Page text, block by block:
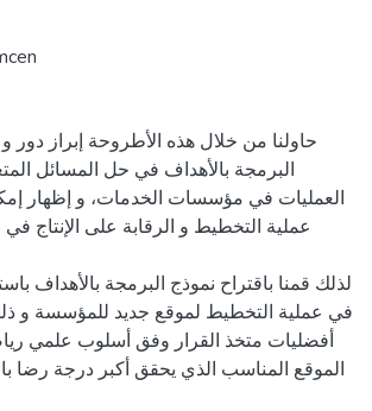
حاولنا من خلال هذه الأطروحة إبراز دور
البرمجة بالأهداف في حل المسائل
العمليات في مؤسسات الخدمات، و إظهار
عملية التخطيط و الرقابة على الإنتاج
لذلك قمنا باقتراح نموذج البرمجة بالأهداف
في عملية التخطيط لموقع جديد للمؤسسة و
أفضليات متخذ القرار وفق أسلوب علمي
الموقع المناسب الذي يحقق أكبر درجة رضا